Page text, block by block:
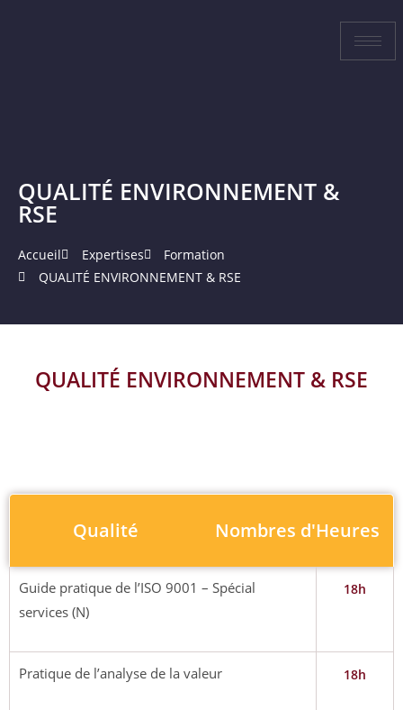
QUALITÉ ENVIRONNEMENT &
RSE
Accueil Expertises
Formation
QUALITÉ ENVIRONNEMENT & RSE
QUALITÉ ENVIRONNEMENT & RSE
Qualité Nombres d'Heures
Guide pratique de l’ISO 9001 – Spécial
services (N)
18h
Pratique de l’analyse de la valeur 18h